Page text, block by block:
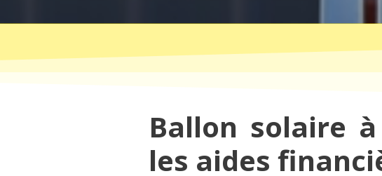
Ballon solaire
les aides